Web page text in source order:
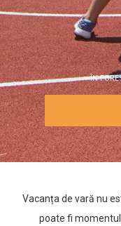
ÎN
Vacanța de vară nu
poate fi